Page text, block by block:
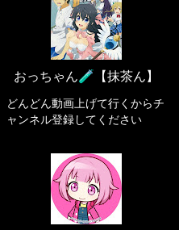
おっちゃん🧪【抹茶ん】
どんどん動画上げて行くからチ
ャンネル登録してください